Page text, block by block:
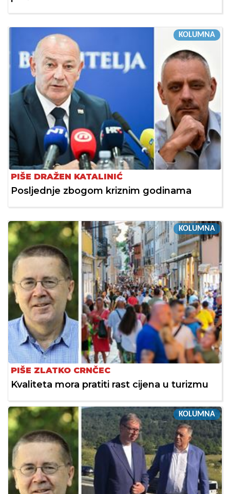
KOLUMNA
PIŠE DRAŽEN KATALINIĆ
Posljednje zbogom kriznim godinama
KOLUMNA
PIŠE ZLATKO CRNČEC
Kvaliteta mora pratiti rast cijena u turizmu
KOLUMNA